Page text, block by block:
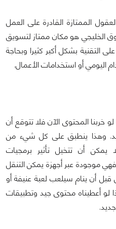
الممتازة القادرة على العمل
الخليجي هو مكان ممتاز لتسويق
التقنية بشكل أكبر كثيرا وبحاجة
اليومي أو استخدامات الأعمال.
خربنا المحتوى الآن فلا تتوقع أن
وهذا ينطبق على كل شيء من
يمكن أن تتخيل تأثير برمجيات
موجودة عبر أجهزة يمكن التنقل
أن ينام سيلعب لعبة عنيفة أو
لو أعطيناه محتوى جيد وتطبيقات